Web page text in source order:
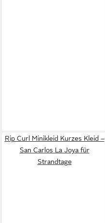
Rip Curl Minikleid Kurzes Kleid –
San Carlos La Joya für
Strandtage